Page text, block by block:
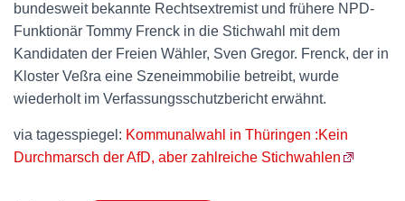
bundesweit bekannte Rechtsextremist und frühere NPD-
Funktionär Tommy Frenck in die Stichwahl mit dem
Kandidaten der Freien Wähler, Sven Gregor. Frenck, der in
Kloster Veßra eine Szeneimmobilie betreibt, wurde
wiederholt im Verfassungsschutzbericht erwähnt.
via tagesspiegel: Kommunalwahl in Thüringen :Kein
Durchmarsch der AfD, aber zahlreiche Stichwahlen